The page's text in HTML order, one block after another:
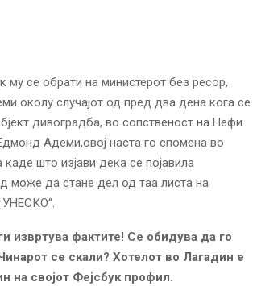
се обрати на министерот без ресор,
околу случајот од пред два дена кога се
дивоградба, во сопственост на Нефи
Адеми,овој наста го спомена во
што изјави дека се појавила
може да стане дел од таа листа на
УНЕСКО“.
извртува фактите! Се обидува да го
се скали? Хотелот во Лагадин е
на својот Фејсбук профил.